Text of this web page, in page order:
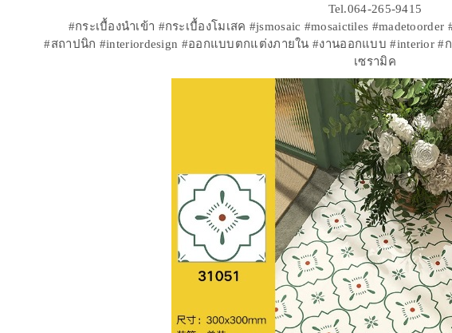
Tel.064-265-9415
#กระเบื้องนำเข้า #กระเบื้องโมเสค #jsmosaic #mosaictiles
#สถาปนิก #interiordesign #ออกแบบตกแต่งภายใน #งานออกแบบ #interior #ก
เซรามิค